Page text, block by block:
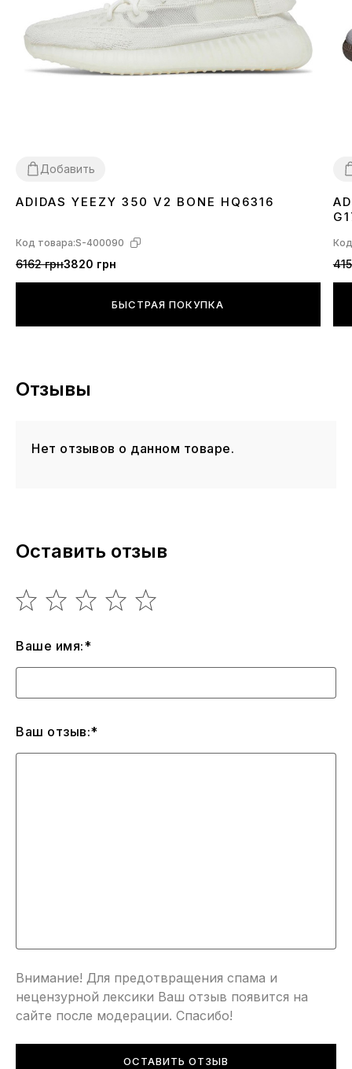
Добавить
36 3738 39 404142 43 444546
ADIDAS YEEZY 350 V2 BONE HQ6316
Код товара:S-400090
6162 грн3820 грн
БЫСТРАЯ ПОКУПКА
Отзывы
Нет отзывов о данном товаре.
Оставить отзыв
Ваше имя:*
Ваш отзыв:*
Внимание! Для предотвращения спама и
нецензурной лексики Ваш отзыв появится на
сайте после модерации. Спасибо!
ОСТАВИТЬ ОТЗЫВ